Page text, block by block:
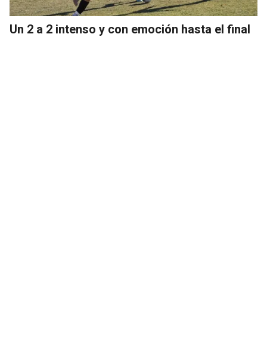
Un 2 a 2 intenso y con emoción hasta el final